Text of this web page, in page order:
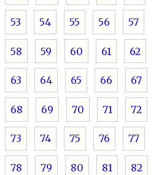
53 54 55 56 57
58 59 60 61 62
63 64 65 66 67
68 69 70 71 72
73 74 75 76 77
78 79 80 81 82